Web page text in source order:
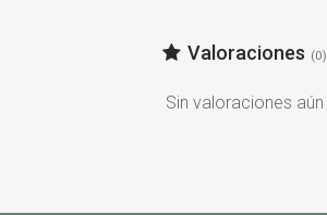
Valoraciones (0)
Sin valoraciones aún